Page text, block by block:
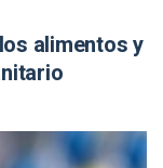
alimentos y